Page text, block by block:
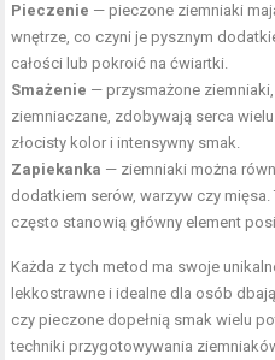
Pieczenie — pieczone ziemniaki
wnętrze, co czyni je pysznym
całości lub pokroić na ćwiartki.
Smażenie — przysmażone
ziemniaczane, zdobywają serca
złocisty kolor i intensywny smak.
Zapiekanka — ziemniaki można
dodatkiem serów, warzyw czy
często stanowią główny element
Każda z tych metod ma swoje
lekkostrawne i idealne dla osób
czy pieczone dopełnią smak wielu
techniki przygotowywania